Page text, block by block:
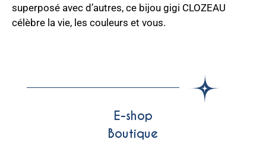
superposé avec d’autres, ce bijou gigi CLOZEAU
célèbre la vie, les couleurs et vous.
E-shop
Boutique